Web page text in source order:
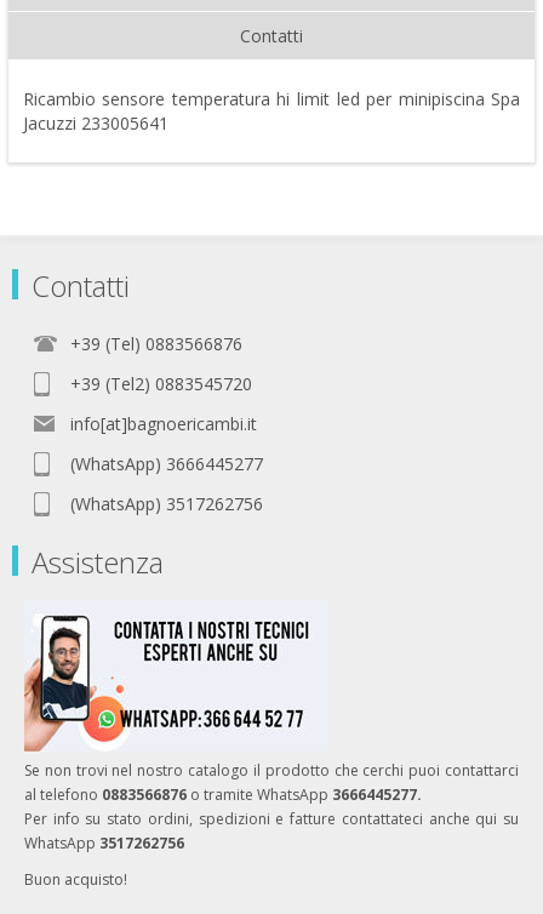
Contatti
Ricambio sensore temperatura hi limit led per minipiscina Spa
Jacuzzi 233005641
Contatti
+39 (Tel) 0883566876
+39 (Tel2) 0883545720
info[at]bagnoericambi.it
(WhatsApp) 3666445277
(WhatsApp) 3517262756
Assistenza
Se non trovi nel nostro catalogo il prodotto che cerchi puoi contattarci
al telefono 0883566876 o tramite WhatsApp 3666445277.
Per info su stato ordini, spedizioni e fatture contattateci anche qui su
WhatsApp 3517262756
Buon acquisto!